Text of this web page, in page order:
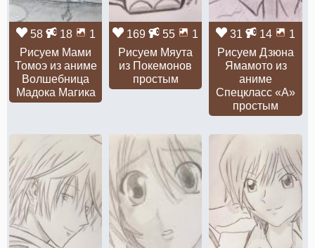
58 18
1
Рисуем Мами
Томоэ из аниме
Волшебница
Мадока Магика
169 55
1
Рисуем Мяута
из Покемонов
простым
31 14
1
Рисуем Дзюна
Ямамото из
аниме
Спецкласс «А»
простым